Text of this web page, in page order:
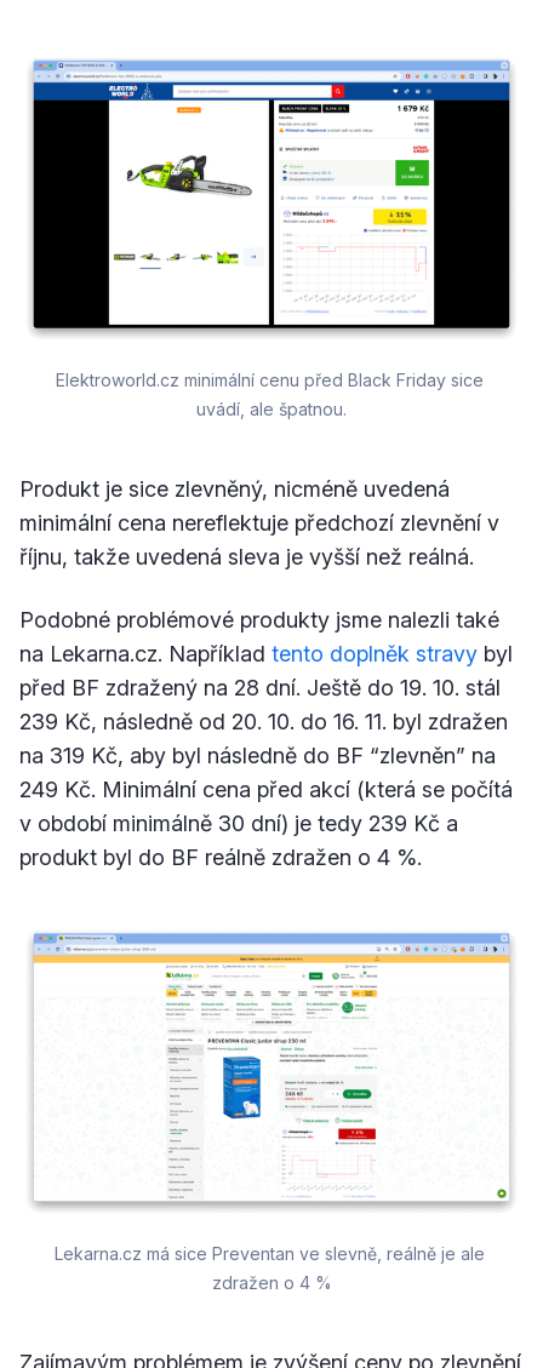
Elektroworld.cz minimální cenu před Black Friday sice
uvádí, ale špatnou.
Produkt je sice zlevněný, nicméně uvedená
minimální cena nereflektuje předchozí zlevnění v
říjnu, takže uvedená sleva je vyšší než reálná.
Podobné problémové produkty jsme nalezli také
na Lekarna.cz. Například tento doplněk stravy byl
před BF zdražený na 28 dní. Ještě do 19. 10. stál
239 Kč, následně od 20. 10. do 16. 11. byl zdražen
na 319 Kč, aby byl následně do BF “zlevněn” na
249 Kč. Minimální cena před akcí (která se počítá
v období minimálně 30 dní) je tedy 239 Kč a
produkt byl do BF reálně zdražen o 4 %.
Lekarna.cz má sice Preventan ve slevně, reálně je ale
zdražen o 4 %
Zajímavým problémem je zvýšení ceny po zlevnění